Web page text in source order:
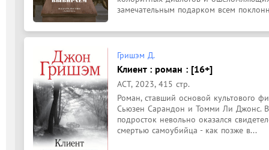
замечательным подарком всем
Гришэм Д.
Клиент : роман : [16+]
АСТ, 2023, 415 стр.
Роман, ставший основой культового
Сьюзен Сарандон и Томми Ли Джонс.
подросток невольно оказался
смертью самоубийца - как позже в...